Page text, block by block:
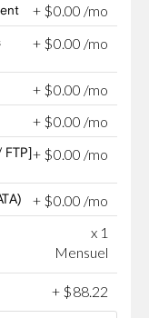
+ $0.00 /mo
+ $0 00 /mo
+ $0 00 /mo
+ $0.00 /mo
FTP]+ $0 00 /mo
+ $0 00 /mo
x 1
Mensuel
+ $88.22